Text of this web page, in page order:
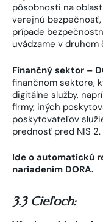
pôsobnosti na
verejnú
prípade
uvádzame v
Finančný sektor –
finančnom sektore,
digitálne služby,
firmy, iných
poskytovateľov
prednosť pred NIS 2.
Ide o automatickú
nariadením DORA.
3.3 Cieľoch: